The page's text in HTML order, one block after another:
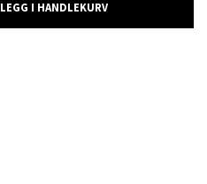
LEGG I HANDLEKURV